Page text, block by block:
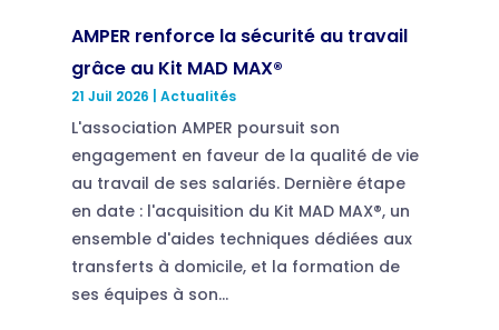
AMPER renforce la sécurité au travail
grâce au Kit MAD MAX®
21 Juil 2026 Actualités
L'association AMPER poursuit son
engagement en faveur de la qualité de vie
au travail de ses salariés. Dernière étape
en date : l'acquisition du Kit MAD MAX®, un
ensemble d'aides techniques dédiées aux
transferts à domicile, et la formation de
ses équipes à son...